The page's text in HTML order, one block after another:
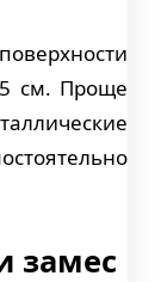
см. Проще
замес